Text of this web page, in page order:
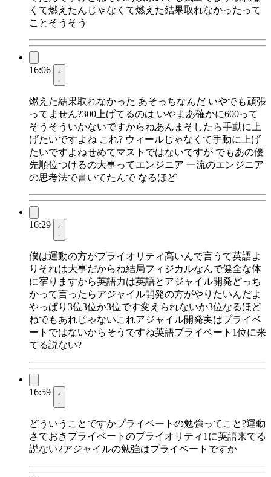
くて燃えたんじゃなくて燃えた結果取れなかったって
ことそうそう
16:06
燃えた結果取れなかった あそっちなんだ いやでも頑張
ってません?300上げてるのは いやまあ確かに600って
そうそういかないですからねあんまそしたら手動に上
げたいですよね これ? ウィールじゃなくて手動に上げ
たいですよねせめてマストではないですが でもあの優
先順位つけるの大事ってエンジニア 一流のエンジニア
の思考法で書いてたんで なるほど
16:29
僕は運動の方がプライオリティ高いんで言うて英語よ
りそれは大事だからね結局フィジカルなんで健全な体
に宿りますから英語力は英語とアジャイル開発どっち
かって言ったらアジャイル開発の方がやりたいんだよ
やっぱり3位3位か3位です変えられないか3位なるほど
ねでもあれじゃないこれアジャイル開発実はプライベ
ートではないからそうですね英語プライベート1位に来
てる説ない?
16:59
どういうことですかプライベートの勉強ってこと?運動
さておきプライベートのプライオリティ1に英語来てる
説ない2アジャイルの勉強はプライベートですか